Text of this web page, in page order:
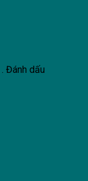
. Đánh dấu